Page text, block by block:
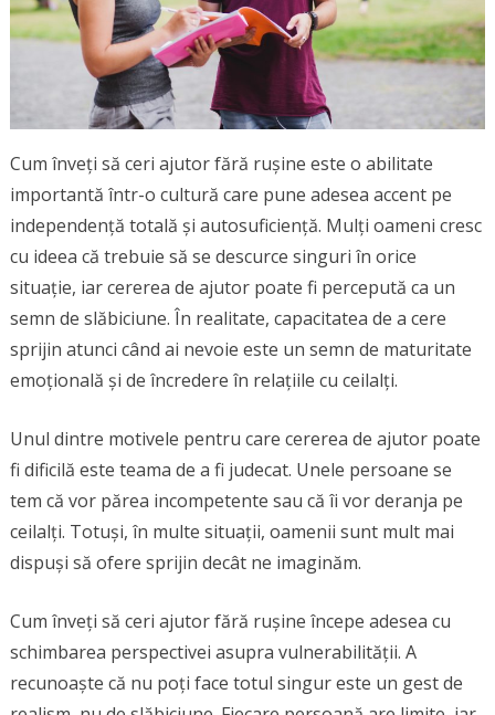
Cum înveți să ceri ajutor fără rușine este o abilitate
importantă într-o cultură care pune adesea accent pe
independență totală și autosuficiență. Mulți oameni cresc
cu ideea că trebuie să se descurce singuri în orice
situație, iar cererea de ajutor poate fi percepută ca un
semn de slăbiciune. În realitate, capacitatea de a cere
sprijin atunci când ai nevoie este un semn de maturitate
emoțională și de încredere în relațiile cu ceilalți.
Unul dintre motivele pentru care cererea de ajutor poate
fi dificilă este teama de a fi judecat. Unele persoane se
tem că vor părea incompetente sau că îi vor deranja pe
ceilalți. Totuși, în multe situații, oamenii sunt mult mai
dispuși să ofere sprijin decât ne imaginăm.
Cum înveți să ceri ajutor fără rușine începe adesea cu
schimbarea perspectivei asupra vulnerabilității. A
recunoaște că nu poți face totul singur este un gest de